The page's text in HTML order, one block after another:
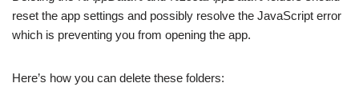
reset the app settings and possibly resolve the JavaScript error
which is preventing you from opening the app.
Here’s how you can delete these folders: